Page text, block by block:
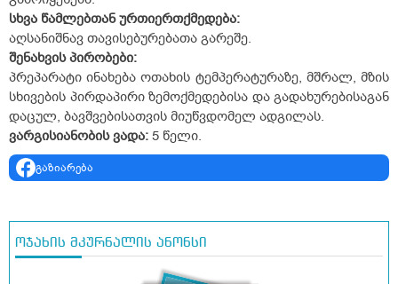
სხვა წამლებთანურთიერთქმედება:
აღსანიშნავ თავისებურებათა გარეშე.
შენახვისპირობები:
პრეპარატი ინახება ოთახის ტემპერატურაზე, მშრალ, მზის
სხივების პირდაპირი ზემოქმედებისა და გადახურებისაგან
დაცულ, ბავშვებისათვის მიუწვდომელ ადგილას.
ვარგისიანობისვადა: 5 წელი.
გაზიარება
ოჯახის მკურნალის ანონსი